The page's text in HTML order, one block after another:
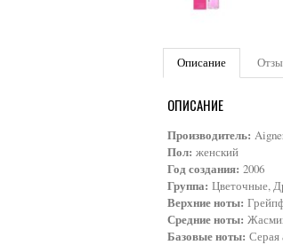
Описание
ОПИСАНИЕ
Производитель:
Пол: женский
Год создания: 2006
Группа: Цветочные,
Верхние ноты:
Средние ноты:
Базовые ноты: Серая